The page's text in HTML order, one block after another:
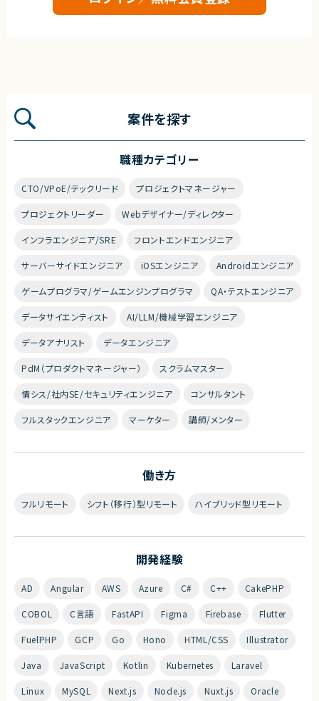
案件を探す
職種カテゴリー
CTO/VPoE/テックリード プロジェクトマネージャー
プロジェクトリーダー Webデザイナー/ディレクター
インフラエンジニア/SRE フロントエンドエンジニア
サーバーサイドエンジニア iOSエンジニア Androidエンジニア
ゲームプログラマ/ゲームエンジンプログラマ QA・テストエンジニア
データサイエンティスト AI/LLM/機械学習エンジニア
データアナリスト データエンジニア
PdM（プロダクトマネージャー） スクラムマスター
情シス/社内SE/セキュリティエンジニア コンサルタント
フルスタックエンジニア マーケター 講師/メンター
働き方
フルリモート シフト（移行）型リモート ハイブリッド型リモート
開発経験
AD Angular AWS Azure C# C++ CakePHP
COBOL C言語 FastAPI Figma Firebase Flutter
FuelPHP GCP Go Hono HTML/CSS Illustrator
Java JavaScript Kotlin Kubernetes Laravel
Linux MySQL Next.js Node.js Nuxt.js Oracle